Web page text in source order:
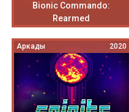
Bionic Commando:
Rearmed
Аркады 2020